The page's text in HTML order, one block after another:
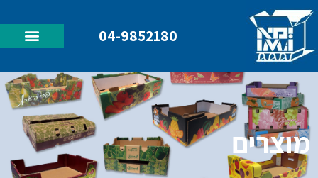
04-9852180
מוצרים